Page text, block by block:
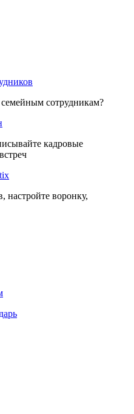
сотрудникам?
кадровые
настройте воронку,